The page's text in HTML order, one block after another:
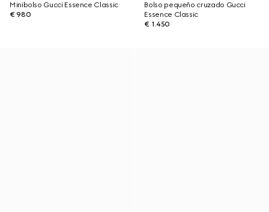
Minibolso Gucci Essence Classic
€ 980
Bolso pequeño cruzado Gucci
Essence Classic
€ 1.450